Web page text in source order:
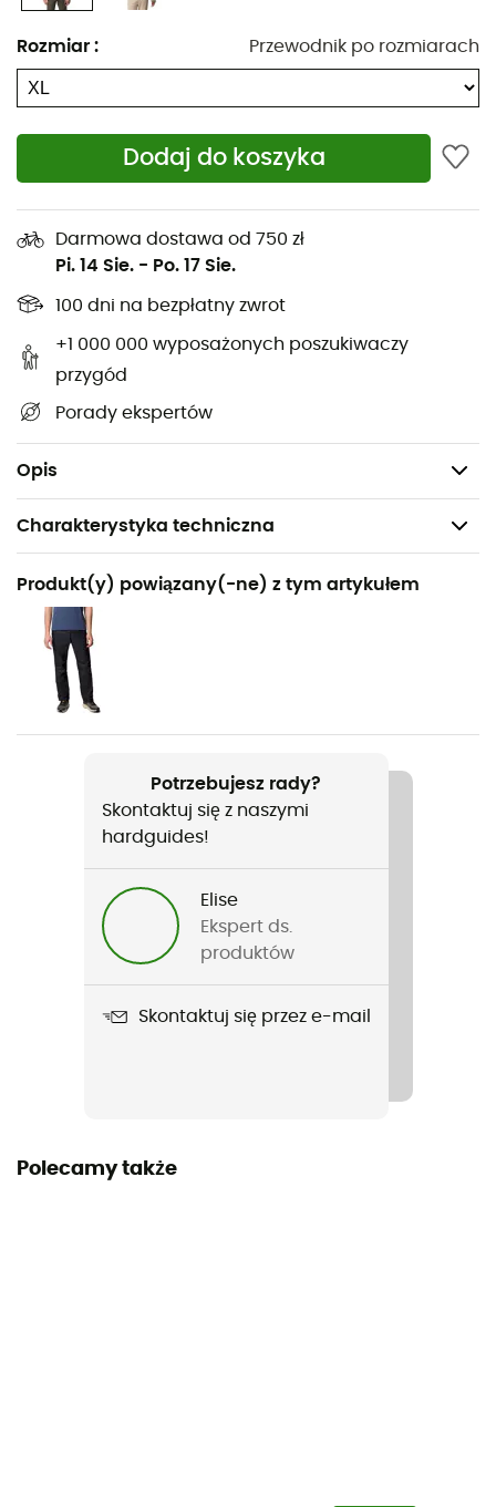
Rozmiar : Przewodnik po rozmiarach
Dodaj do koszyka
Darmowa dostawa od 750 zł
Pi. 14 Sie. - Po. 17 Sie.
100 dni na bezpłatny zwrot
+1 000 000 wyposażonych poszukiwaczy
przygód
Porady ekspertów
Opis
która doskonale oddaje swoją nazwę!
Wykorzystuje technologię OutDry™ Extreme:
oddychająca
Całkowicie uszczelnione szwy
Ochrona podbródka
Centralne zamki PU z przodu i na kieszeniach
Regulowane mankiety
Regulowany dół za pomocą sznurka
Tkanina zewnętrzna: 100% nylon z recyklingu
Charakterystyka techniczna
Polecane dla
Turystyka piesza / Wspinaczka / Trail / Trekking / Fast
hiking
Rodzaj
Mężczyźni
Reign No Shine Jacket
Membrana
OutDry™ Extreme
Zastosowana technologia
OutDry™ Extreme
Nieprzemakalność
Krój
Produkt(y) powiązany(-ne) z tym artykułem
Potrzebujesz rady?
Skontaktuj się z naszymi
hardguides!
Elise
Ekspert ds.
produktów
Skontaktuj się przez e-mail
Polecamy także